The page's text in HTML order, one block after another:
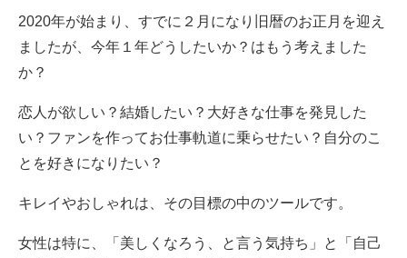
2020年が始まり、すでに２月になり旧暦のお正月を迎え
ましたが、今年１年どうしたいか？はもう考えました
か？
恋人が欲しい？結婚したい？大好きな仕事を発見した
い？ファンを作ってお仕事軌道に乗らせたい？自分のこ
とを好きになりたい？
キレイやおしゃれは、その目標の中のツールです。
女性は特に、「美しくなろう、と言う気持ち」と「自己